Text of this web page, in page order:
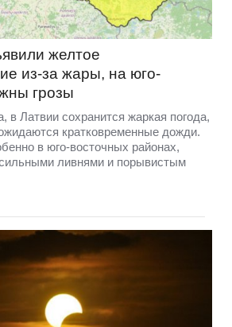
желтое
из-за жары, на юго-
грозы
в Латвии сохранится жаркая погода,
кратковременные дожди.
в юго-восточных районах,
ливнями и порывистым